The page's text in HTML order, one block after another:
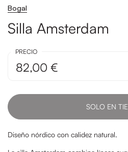
Bogal
Silla Amsterdam
PRECIO
82,00 €
SOLO EN
Diseño nórdico con calidez natural.